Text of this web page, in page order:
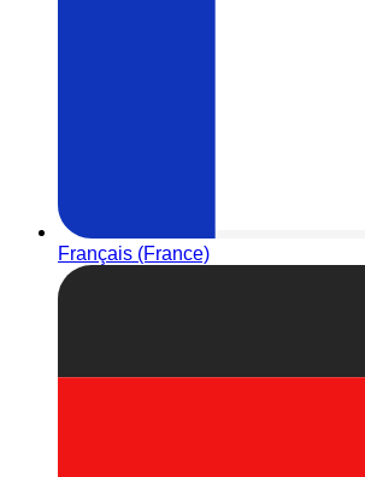
Français (France)